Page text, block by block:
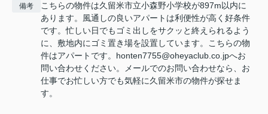
備考
こちらの物件は久留米市立小森野小学校が897m以内に
あります。風通しの良いアパートは利便性が高く好条件
です。忙しい日でもゴミ出しをサクッと終えられるよう
に、敷地内にゴミ置き場を設置しています。こちらの物
件はアパートです。honten7755@oheyaclub.co.jpへお
問い合わせください。メールでのお問い合わせなら、お
仕事でお忙しい方でも気軽に久留米市の物件が探せま
す。